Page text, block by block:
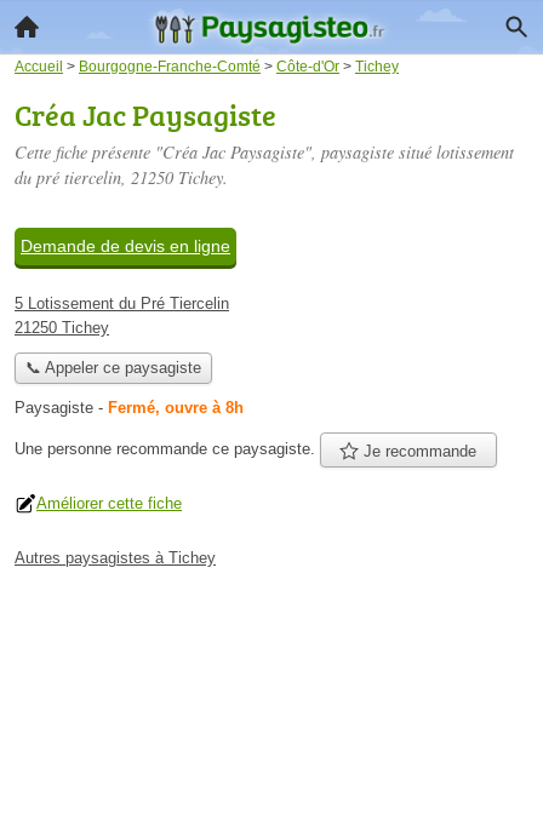
Accueil > Bourgogne-Franche-Comté > Côte-d'Or > Tichey
Créa Jac Paysagiste
Cette fiche présente "Créa Jac Paysagiste", paysagiste situé lotissement
du pré tiercelin, 21250 Tichey.
Demande de devis en ligne
5 Lotissement du Pré Tiercelin
21250 Tichey
📞 Appeler ce paysagiste
Paysagiste - Fermé, ouvre à 8h
Une personne recommande ce paysagiste. Je recommande
Améliorer cette fiche
Autres paysagistes à Tichey